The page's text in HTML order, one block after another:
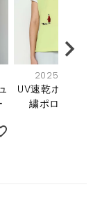
2025年春夏
UV速乾ポイン
繍ポロシャツ